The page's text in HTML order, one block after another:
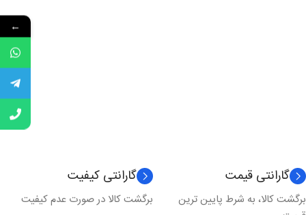
گارانتی قیمت
برگشت کالا، به شرط پایین ترین
گارانتی کیفیت
برگشت کالا در صورت عدم کیفیت
←